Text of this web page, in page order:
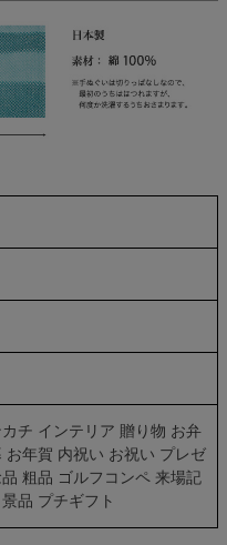
チ インテリア 贈り物 お弁
お年賀 内祝い お祝い プレゼ
粗品 ゴルフコンペ 来場記
品 プチギフト